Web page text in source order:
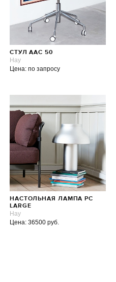
СТУЛ AAC 50
Hay
Цена: по запросу
НАСТОЛЬНАЯ ЛАМПА PC
LARGE
Hay
Цена: 36500 руб.